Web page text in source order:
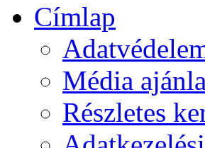
Címlap
Média
Részletes